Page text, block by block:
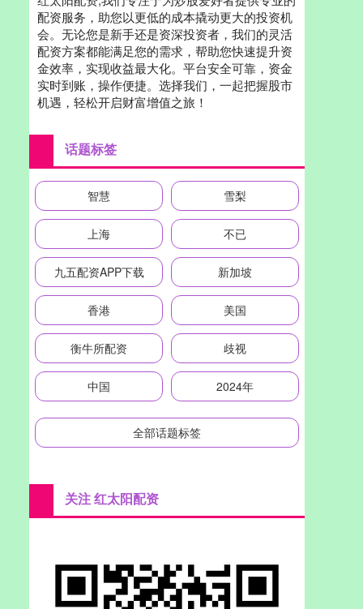
配资服务，助您以更低的成本撬动更大的投资机
会。无论您是新手还是资深投资者，我们的灵活
配资方案都能满足您的需求，帮助您快速提升资
金效率，实现收益最大化。平台安全可靠，资金
实时到账，操作便捷。选择我们，一起把握股市
机遇，轻松开启财富增值之旅！
话题标签
智慧 雪梨
上海 不已
九五配资APP下载 新加坡
香港 美国
衡牛所配资 歧视
中国 2024年
全部话题标签
关注 红太阳配资